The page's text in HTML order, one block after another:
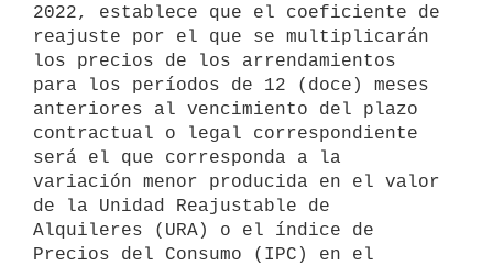
2022, establece que el coeficiente de
reajuste por el que se multiplicarán
los precios de los arrendamientos
para los períodos de 12 (doce) meses
anteriores al vencimiento del plazo
contractual o legal correspondiente
será el que corresponda a la
variación menor producida en el valor
de la Unidad Reajustable de
Alquileres (URA) o el índice de
Precios del Consumo (IPC) en el